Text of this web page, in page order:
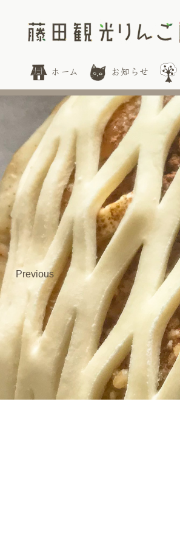
ホーム お知らせ
Previous